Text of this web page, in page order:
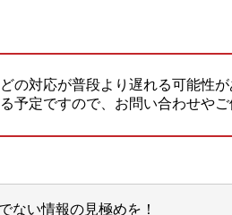
の対応が普段より遅れる可能性が
予定ですので、お問い合わせやご
ない情報の見極めを！